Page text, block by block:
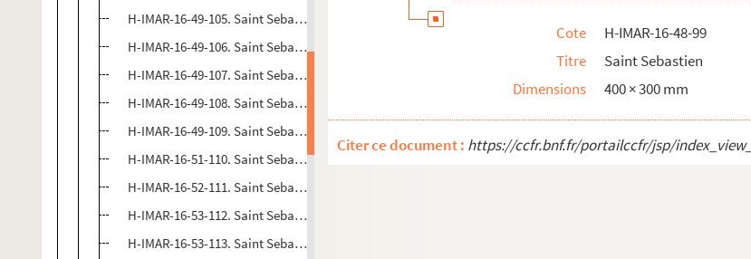
H-IMAR-16-49-105. Saint Sebastien
H-IMAR-16-49-106. Saint Sebastien
H-IMAR-16-49-107. Saint Sebastien
H-IMAR-16-49-108. Saint Sebastien
H-IMAR-16-49-109. Saint Sebastien
H-IMAR-16-51-110. Saint Sebastien par M. Henner
H-IMAR-16-52-111. Saint Sebastien
H-IMAR-16-53-112. Saint Sebastien
H-IMAR-16-53-113. Saint Sebastien
Cote
H-IMAR-16-48-99
Titre
Saint Sebastien
Dimensions
400 × 300 mm
Citer ce document : https://ccfr.bnf.fr/portailccfr/jsp/